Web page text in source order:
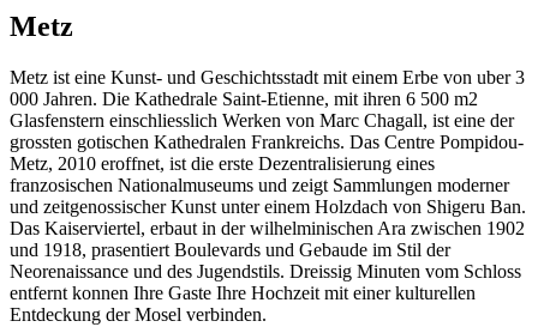
Metz
Metz ist eine Kunst- und Geschichtsstadt mit einem Erbe von uber 3
000 Jahren. Die Kathedrale Saint-Etienne, mit ihren 6 500 m2
Glasfenstern einschliesslich Werken von Marc Chagall, ist eine der
grossten gotischen Kathedralen Frankreichs. Das Centre Pompidou-
Metz, 2010 eroffnet, ist die erste Dezentralisierung eines
franzosischen Nationalmuseums und zeigt Sammlungen moderner
und zeitgenossischer Kunst unter einem Holzdach von Shigeru Ban.
Das Kaiserviertel, erbaut in der wilhelminischen Ara zwischen 1902
und 1918, prasentiert Boulevards und Gebaude im Stil der
Neorenaissance und des Jugendstils. Dreissig Minuten vom Schloss
entfernt konnen Ihre Gaste Ihre Hochzeit mit einer kulturellen
Entdeckung der Mosel verbinden.